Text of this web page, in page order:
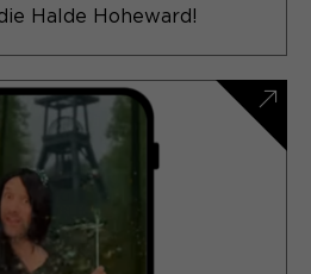
Halde Hoheward!